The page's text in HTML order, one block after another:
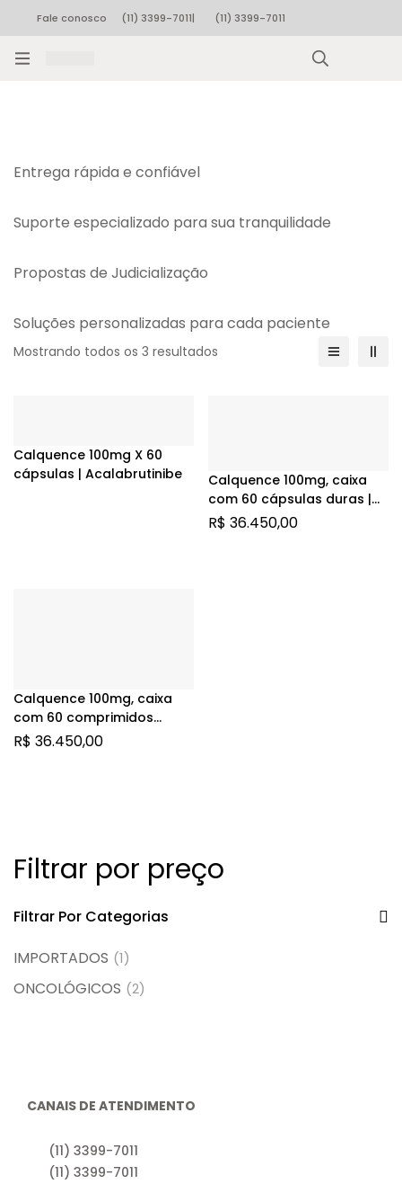
Fale conosco (11) 3399-7011|
(11) 3399-7011
Entrega rápida e confiável
Suporte especializado para sua tranquilidade
Propostas de Judicialização
Soluções personalizadas para cada paciente
Filtrar por preço
Filtrar Por Categorias
IMPORTADOS (1)
ONCOLÓGICOS (2)
Mostrando todos os 3 resultados
Calquence 100mg X 60
cápsulas | Acalabrutinibe
Calquence 100mg, caixa
com 60 cápsulas duras |
Acalabrutinibe
R$ 36.450,00
Calquence 100mg, caixa
com 60 comprimidos
revestidos | Acalabrutinibe
R$ 36.450,00
CANAIS DE ATENDIMENTO
(11) 3399-7011
(11) 3399-7011